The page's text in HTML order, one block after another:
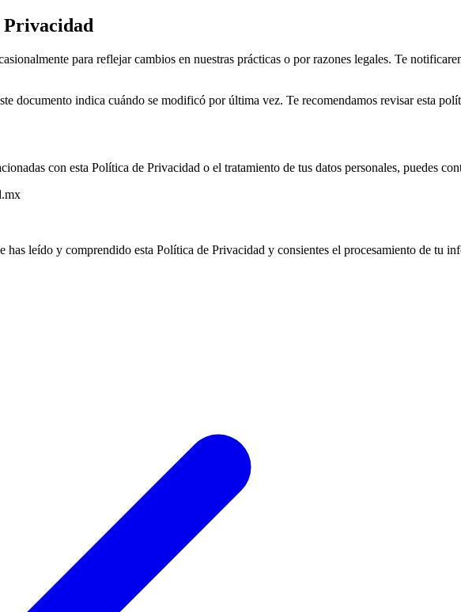
Privacidad
para reflejar cambios en nuestras prácticas o por razones legales. Te
documento indica cuándo se modificó por última vez. Te recomendamos revisar esta
con esta Política de Privacidad o el tratamiento de tus datos personales, puedes
leído y comprendido esta Política de Privacidad y consientes el procesamiento de tu